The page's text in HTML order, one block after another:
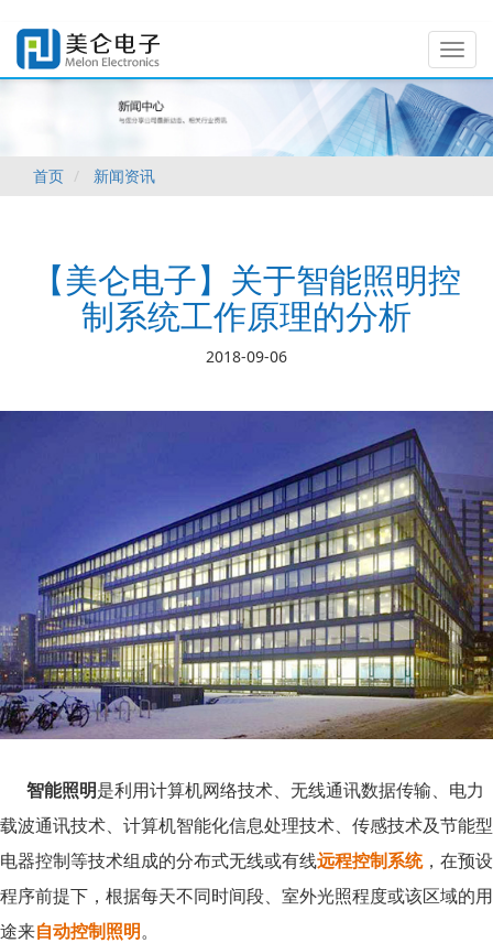
T
o
g
g
l
e
g
a
首页 新闻资讯
【美仑电子】关于智能照明控
制系统工作原理的分析
2018-09-06
智能照明是利用计算机网络技术、无线通讯数据传输、电力
载波通讯技术、计算机智能化信息处理技术、传感技术及节能型
电器控制等技术组成的分布式无线或有线远程控制系统，在预设
程序前提下，根据每天不同时间段、室外光照程度或该区域的用
途来自动控制照明。